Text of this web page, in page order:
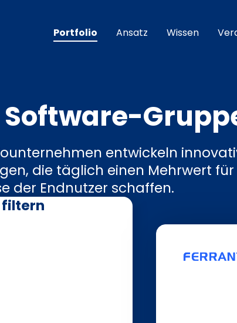
Portfolio Ansatz Wissen
Software-
entwickeln
die täglich einen Mehrwert
der Endnutzer schaffen.
filtern